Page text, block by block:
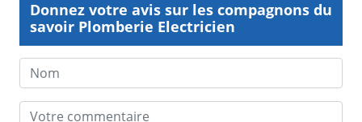
Donnez votre avis sur les compagnons du
savoir Plomberie Electricien